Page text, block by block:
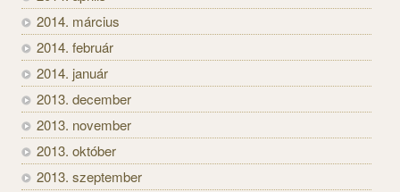
2014. március
2014. február
2014. január
2013. december
2013. november
2013. október
2013. szeptember